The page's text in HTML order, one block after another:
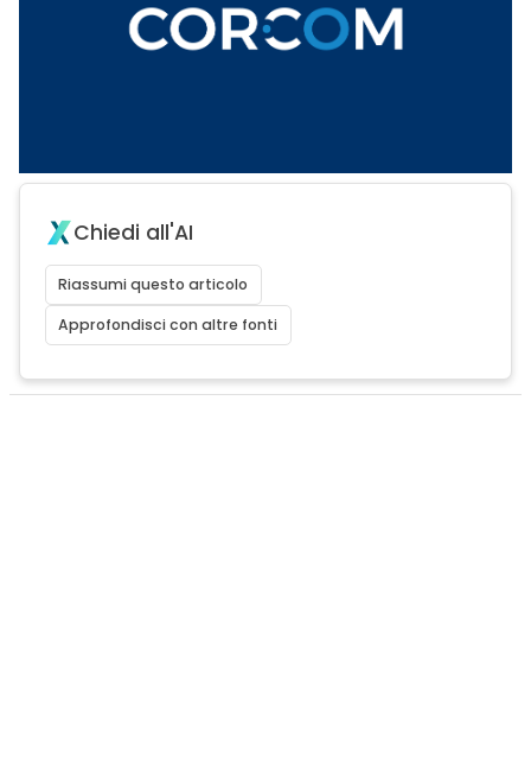
Chiedi all'AI
Riassumi questo articolo
Approfondisci con altre fonti